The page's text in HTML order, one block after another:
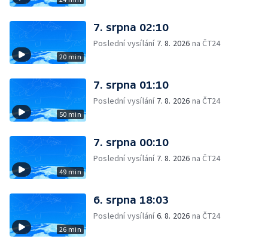
20 min
7. srpna 02:10
Poslední vysílání 7. 8. 2026 na ČT24
50 min
7. srpna 01:10
Poslední vysílání 7. 8. 2026 na ČT24
49 min
7. srpna 00:10
Poslední vysílání 7. 8. 2026 na ČT24
26 min
6. srpna 18:03
Poslední vysílání6. 8. 2026 na ČT24